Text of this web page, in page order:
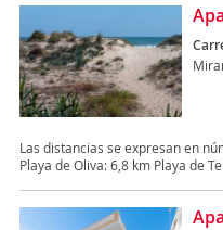
Las distancias se expresan en
Playa de Oliva: 6,8 km Playa de